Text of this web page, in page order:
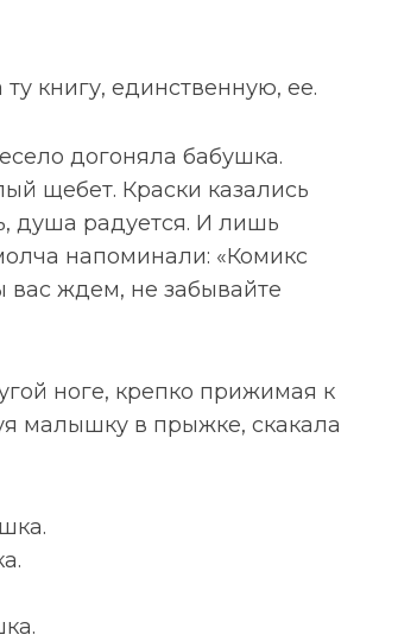
книгу, единственную, ее.
догоняла бабушка.
щебет. Краски казались
душа радуется. И лишь
напоминали: «Комикс
вас ждем, не забывайте
ноге, крепко прижимая к
малышку в прыжке, скакала